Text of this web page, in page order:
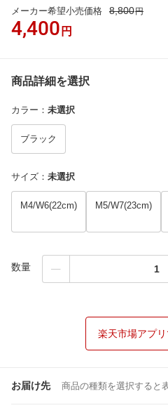
メーカー希望小売価格 8,800円
4,400 円
商品詳細を選択
カラー ： 未選択
ブラック
サイズ ： 未選択
M4/W6(22cm) M5/W7(23cm)
数量
楽天市場アプ
お届け先 商品の種類を選択すると